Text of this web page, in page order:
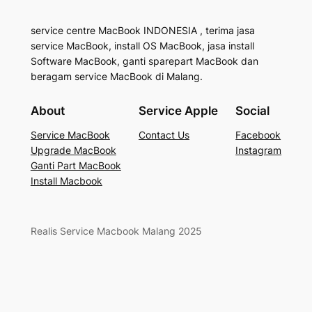
service centre MacBook INDONESIA , terima jasa
service MacBook, install OS MacBook, jasa install
Software MacBook, ganti sparepart MacBook dan
beragam service MacBook di Malang.
About
Service MacBook
Upgrade MacBook
Ganti Part MacBook
Install Macbook
Service Apple
Contact Us
Social
Facebook
Instagram
Realis Service Macbook Malang 2025